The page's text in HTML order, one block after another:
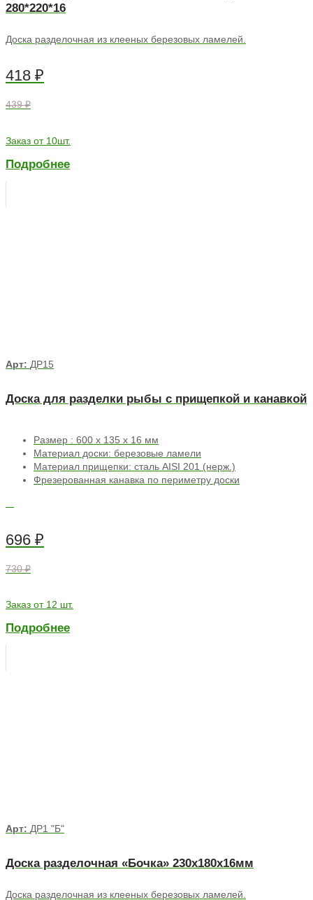
280*220*16
Доска разделочная из клееных березовых ламелей.
418 ₽
439 ₽
Заказ от 10шт.
Подробнее
Арт: ДР15
Доска для разделки рыбы с прищепкой и канавкой
Размер : 600 х 135 х 16 мм
Материал доски: березовые ламели
Материал прищепки: сталь AISI 201 (нерж.)
Фрезерованная канавка по периметру доски
696 ₽
730 ₽
Заказ от 12 шт.
Подробнее
Арт: ДР1 "Б"
Доска разделочная «Бочка» 230х180х16мм
Доска разделочная из клееных березовых ламелей.